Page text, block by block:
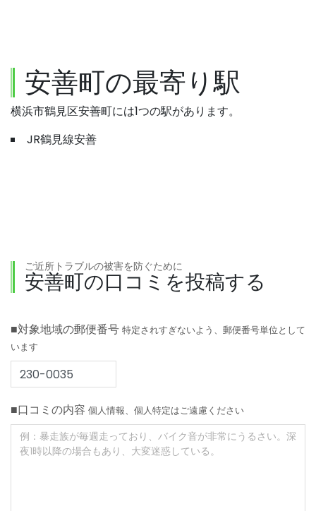
安善町の最寄り駅
横浜市鶴見区安善町には1つの駅があります。
JR鶴見線安善
ご近所トラブルの被害を防ぐために
安善町の口コミを投稿する
■対象地域の郵便番号 特定されすぎないよう、郵便番号単位として
います
■口コミの内容 個人情報、個人特定はご遠慮ください